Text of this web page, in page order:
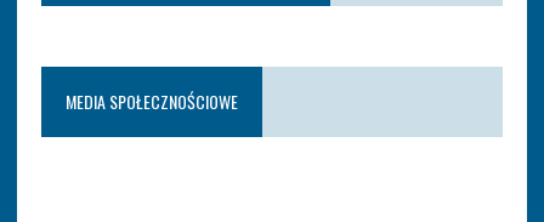
MEDIA SPOŁECZNOŚCIOWE